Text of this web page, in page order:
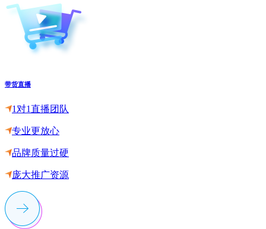
带货直播
1对1直播团队
专业更放心
品牌质量过硬
庞大推广资源